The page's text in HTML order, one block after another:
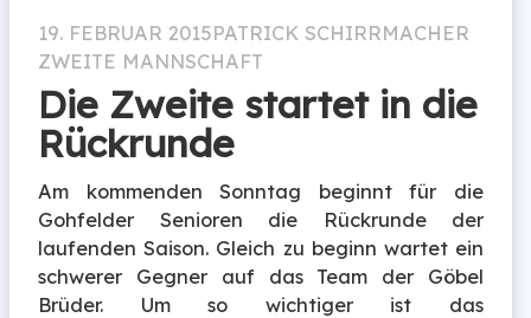
19. FEBRUAR 2015PATRICK SCHIRRMACHER
ZWEITE MANNSCHAFT
Die Zweite startet in die
Rückrunde
Am kommenden Sonntag beginnt für die
Gohfelder Senioren die Rückrunde der
laufenden Saison. Gleich zu beginn wartet ein
schwerer Gegner auf das Team der Göbel
Brüder. Um so wichtiger ist das